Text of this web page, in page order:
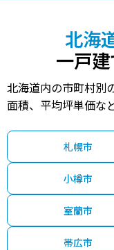
北海
一戸
北海道内の市町村別
面積、平均坪単価な
札幌市
小樽市
室蘭市
帯広市